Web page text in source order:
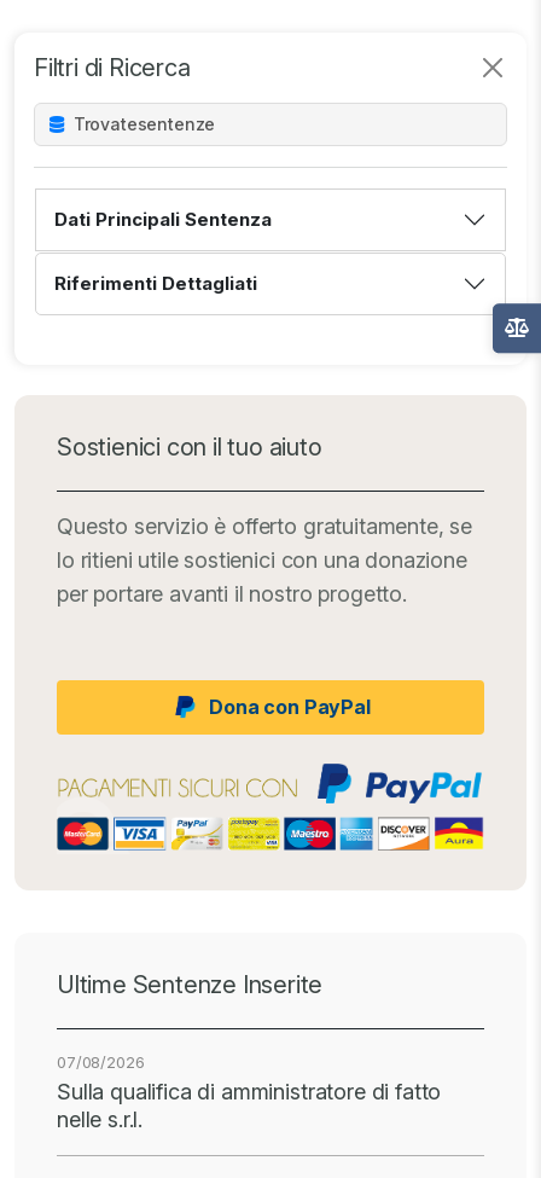
Filtri di Ricerca
Trovatesentenze
Dati Principali Sentenza
Riferimenti Dettagliati
Sostienici con il tuo aiuto
Questo servizio è offerto gratuitamente, se
lo ritieni utile sostienici con una donazione
per portare avanti il nostro progetto.
Dona con PayPal
Ultime Sentenze Inserite
07/08/2026
Sulla qualifica di amministratore di fatto
nelle s.r.l.